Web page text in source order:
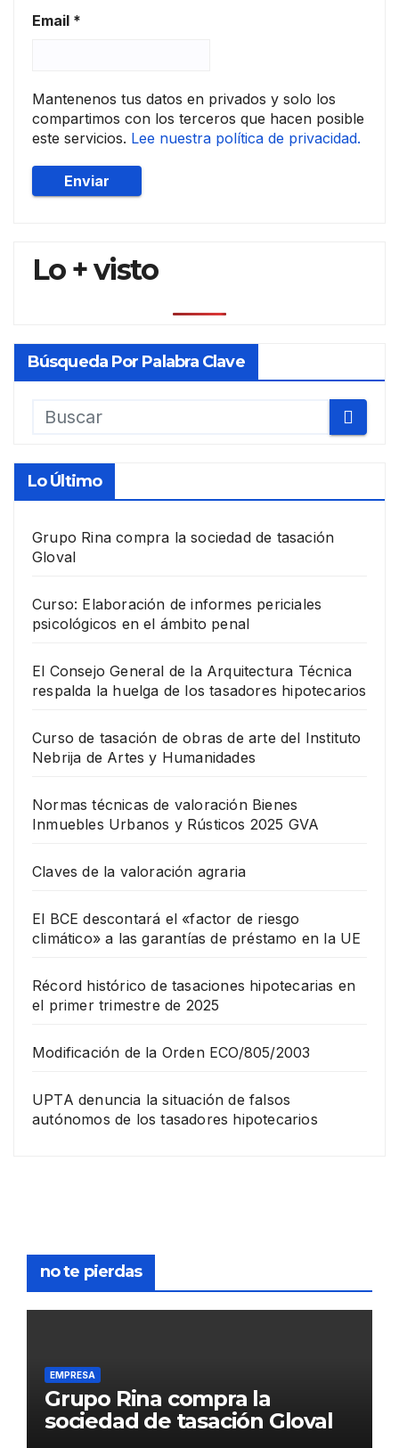
Email *
Mantenenos tus datos en privados y solo los
compartimos con los terceros que hacen posible
este servicios. Lee nuestra política de privacidad.
Lo + visto
Búsqueda Por Palabra Clave
Lo Último
Grupo Rina compra la sociedad de tasación
Gloval
Curso: Elaboración de informes periciales
psicológicos en el ámbito penal
El Consejo General de la Arquitectura Técnica
respalda la huelga de los tasadores hipotecarios
Curso de tasación de obras de arte del Instituto
Nebrija de Artes y Humanidades
Normas técnicas de valoración Bienes
Inmuebles Urbanos y Rústicos 2025 GVA
Claves de la valoración agraria
El BCE descontará el «factor de riesgo
climático» a las garantías de préstamo en la UE
Récord histórico de tasaciones hipotecarias en
el primer trimestre de 2025
Modificación de la Orden ECO/805/2003
UPTA denuncia la situación de falsos
autónomos de los tasadores hipotecarios
no te pierdas
EMPRESA
Grupo Rina compra la
sociedad de tasación Gloval